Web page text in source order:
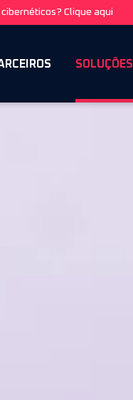
Clique aqui
SOLUÇÕES